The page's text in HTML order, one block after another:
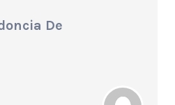
De